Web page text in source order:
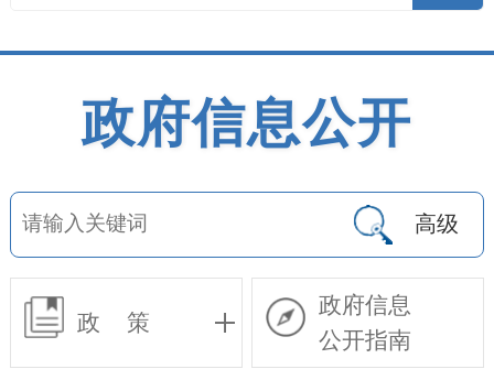
政府信息公开
高级
政 策
政府信息
公开指南